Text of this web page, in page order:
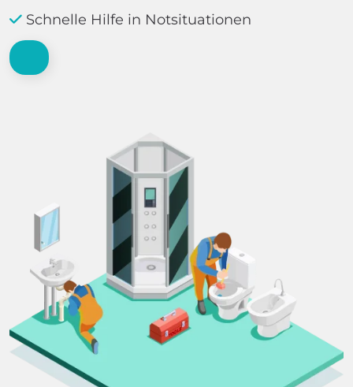
Schnelle Hilfe in Notsituationen